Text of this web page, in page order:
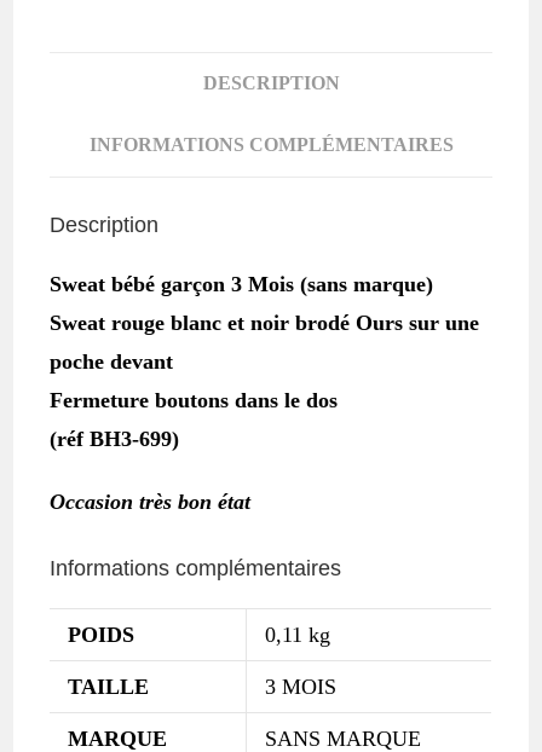
DESCRIPTION
INFORMATIONS COMPLÉMENTAIRES
Description
Sweat bébé garçon 3 Mois (sans marque)
Sweat rouge blanc et noir brodé Ours sur une
poche devant
Fermeture boutons dans le dos
(réf BH3-699)
Occasion très bon état
Informations complémentaires
POIDS 0,11 kg
TAILLE 3 MOIS
MARQUE SANS MARQUE